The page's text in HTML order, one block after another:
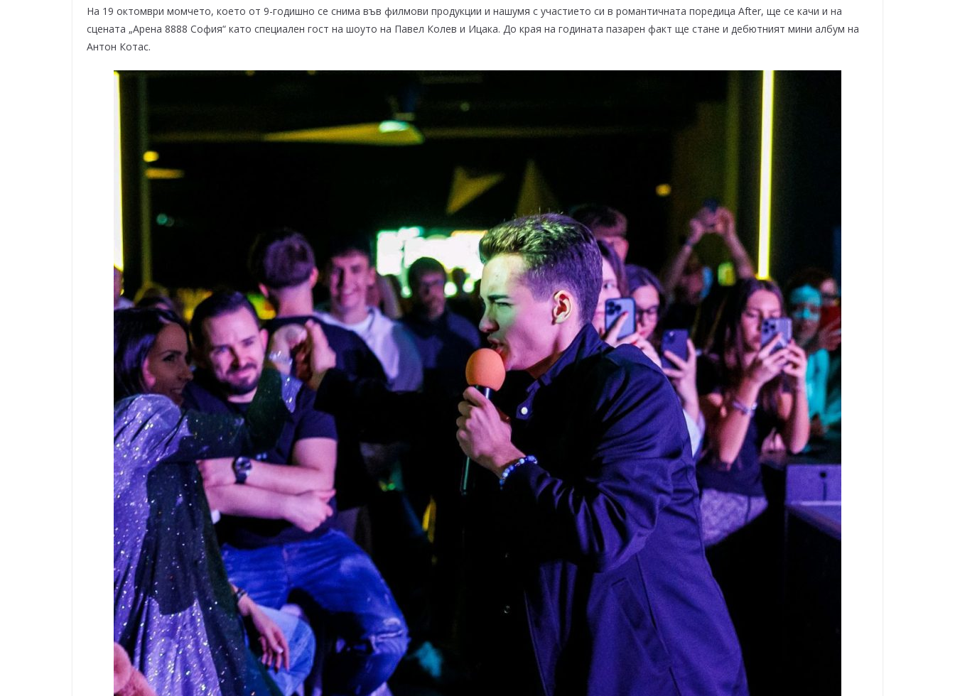
На 19 октомври момчето, което от 9-годишно се снима във филмови продукции и нашумя с участието си в романтичната поредица After, ще се качи и на
сцената „Арена 8888 София“ като специален гост на шоуто на Павел Колев и Ицака. До края на годината пазарен факт ще стане и дебютният мини албум на
Антон Котас.